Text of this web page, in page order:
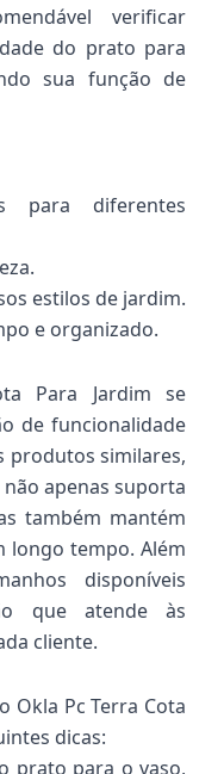
verificar
do prato para
sua função de
para diferentes
estilos de jardim.
e organizado.
Para Jardim se
de funcionalidade
produtos similares,
apenas suporta
também mantém
longo tempo. Além
disponíveis
que atende às
cliente.
Okla Pc Terra Cota
dicas:
prato para o vaso,